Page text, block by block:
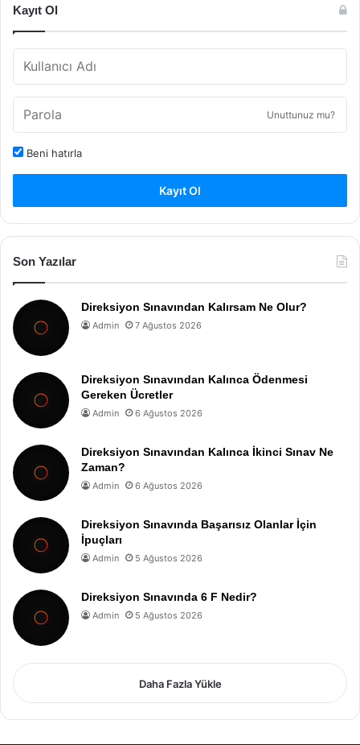
Kayıt Ol
Unuttunuz mu?
Beni hatırla
Kayıt Ol
Son Yazılar
Direksiyon Sınavından Kalırsam Ne Olur?
Admin 7 Ağustos 2026
Direksiyon Sınavından Kalınca Ödenmesi
Gereken Ücretler
Admin 6 Ağustos 2026
Direksiyon Sınavından Kalınca İkinci Sınav Ne
Zaman?
Admin 6 Ağustos 2026
Direksiyon Sınavında Başarısız Olanlar İçin
İpuçları
Admin 5 Ağustos 2026
Direksiyon Sınavında 6 F Nedir?
Admin 5 Ağustos 2026
Daha Fazla Yükle